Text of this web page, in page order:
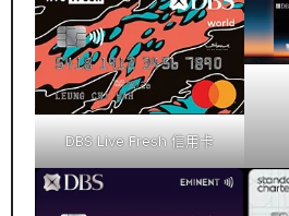
DBS Live Fresh 信用卡